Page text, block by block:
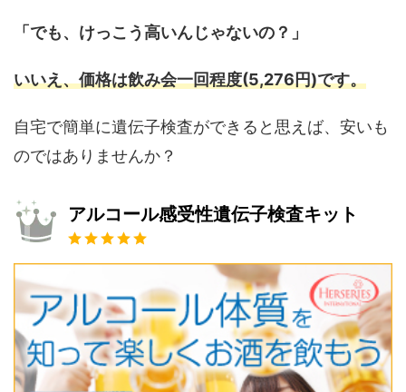
「でも、けっこう高いんじゃないの？」
いいえ、価格は飲み会一回程度(5,276円)です。
自宅で簡単に遺伝子検査ができると思えば、安いも
のではありませんか？
アルコール感受性遺伝子検査キット